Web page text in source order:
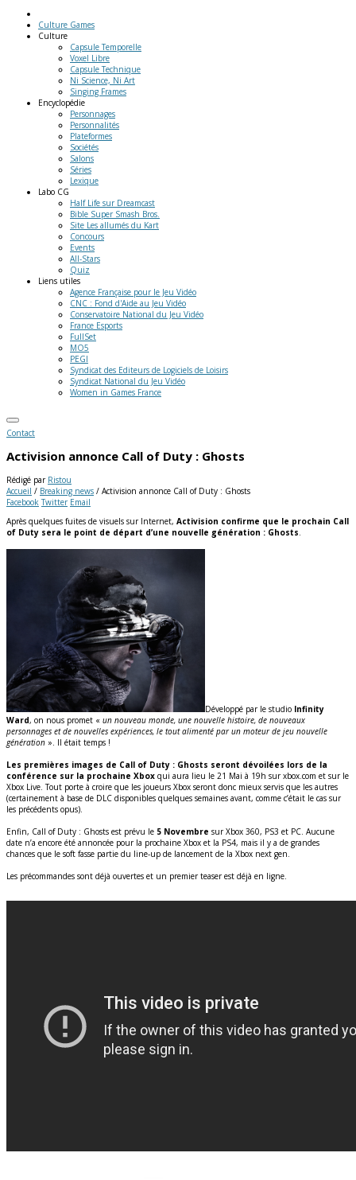
Culture Games
Culture
Capsule Temporelle
Voxel Libre
Capsule Technique
Ni Science, Ni Art
Singing Frames
Encyclopédie
Personnages
Personnalités
Plateformes
Sociétés
Salons
Séries
Lexique
Labo CG
Half Life sur Dreamcast
Bible Super Smash Bros.
Site Les allumés du Kart
Concours
Events
All-Stars
Quiz
Liens utiles
Agence Française pour le Jeu Vidéo
CNC : Fond d'Aide au Jeu Vidéo
Conservatoire National du Jeu Vidéo
France Esports
FullSet
MO5
PEGI
Syndicat des Editeurs de Logiciels de Loisirs
Syndicat National du Jeu Vidéo
Women in Games France
Contact
Activision annonce Call of Duty : Ghosts
Rédigé par Ristou
Accueil / Breaking news / Activision annonce Call of Duty : Ghosts
Facebook Twitter Email
Après quelques fuites de visuels sur Internet, Activision confirme que le prochain Call
of Duty sera le point de départ d’une nouvelle génération : Ghosts.
Développé par le studio Infinity
Ward, on nous promet « un nouveau monde, une nouvelle histoire, de nouveaux
personnages et de nouvelles expériences, le tout alimenté par un moteur de jeu nouvelle
génération ». Il était temps !
Les premières images de Call of Duty : Ghosts seront dévoilées lors de la
conférence sur la prochaine Xbox qui aura lieu le 21 Mai à 19h sur xbox.com et sur le
Xbox Live. Tout porte à croire que les joueurs Xbox seront donc mieux servis que les autres
(certainement à base de DLC disponibles quelques semaines avant, comme c’était le cas sur
les précédents opus).
Enfin, Call of Duty : Ghosts est prévu le 5 Novembre sur Xbox 360, PS3 et PC. Aucune
date n’a encore été annoncée pour la prochaine Xbox et la PS4, mais il y a de grandes
chances que le soft fasse partie du line-up de lancement de la Xbox next gen.
Les précommandes sont déjà ouvertes et un premier teaser est déjà en ligne.